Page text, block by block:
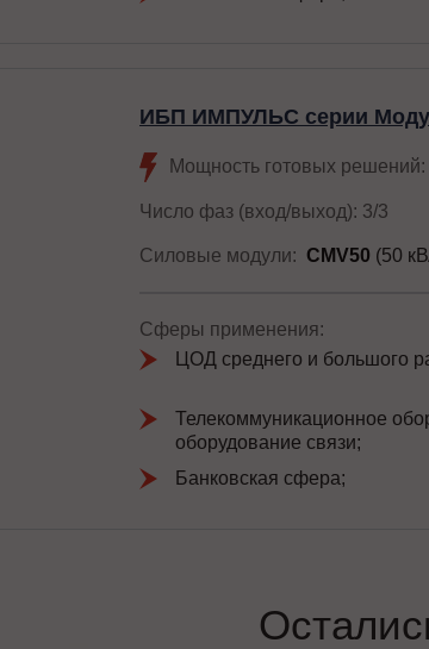
ИБП ИМПУЛЬС серии
Мощность готовых решений:
Число фаз (вход/выход): 3/3
Силовые модули: СМV50 (50
Сферы применения:
ЦОД среднего и большого
Телекоммуникационное
оборудование связи;
Банковская сфера;